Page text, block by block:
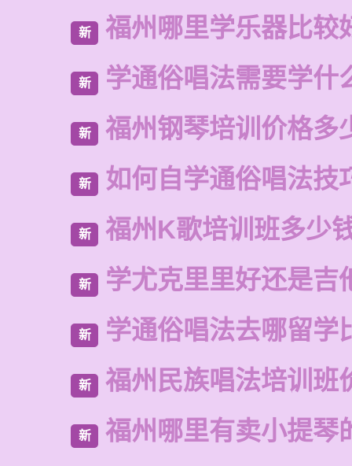
新 福州哪里学乐器比较
新 学通俗唱法需要学什
新 福州钢琴培训价格多
新 如何自学通俗唱法技
新 福州K歌培训班多少
新 学尤克里里好还是吉
新 学通俗唱法去哪留学
新 福州民族唱法培训班
新 福州哪里有卖小提琴